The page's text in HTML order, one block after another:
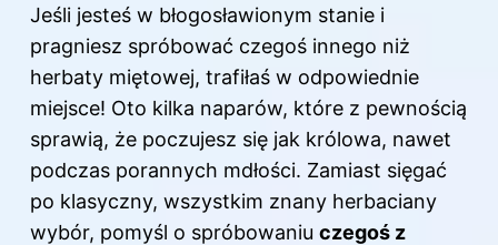
Jeśli jesteś w błogosławionym stanie i
pragniesz spróbować czegoś innego niż
herbaty miętowej, trafiłaś w odpowiednie
miejsce! Oto kilka naparów, które z pewnością
sprawią, że poczujesz się jak królowa, nawet
podczas porannych mdłości. Zamiast sięgać
po klasyczny, wszystkim znany herbaciany
wybór, pomyśl o spróbowaniu czegoś z